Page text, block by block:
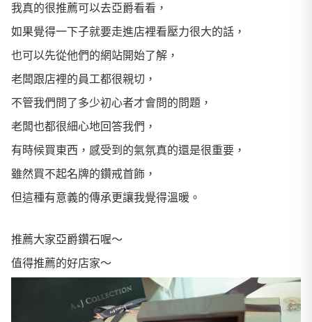
我真的很推薦可以去亞爵看看，
如果覺得一下子就要走進店裡看壓力很大的話，
也可以先從他們的網站開始了解，
老闆跟店裡的員工都很親切，
不管我們問了多少初心者才會問的問題，
老闆也都很細心地回答我們，
有時候買東西，感受到的氣氛真的還是很重要，
雖然買不起名牌的鑽戒首飾，
但這種有意義的傳承更讓我覺得溫暖。
推薦大家亞爵鑽石喔～
值得推薦的好店家～